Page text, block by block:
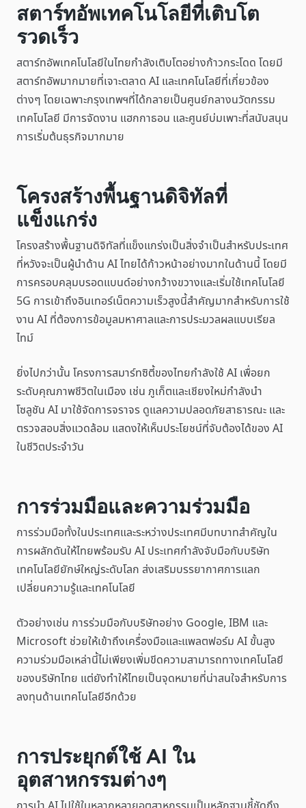
สตาร์ทอัพเทคโนโลยีที่เติบโต
รวดเร็ว
สตาร์ทอัพเทคโนโลยีในไทยกำลังเติบโตอย่างก้าวกระโดด โดยมี
สตาร์ทอัพมากมายที่เจาะตลาด AI และเทคโนโลยีที่เกี่ยวข้อง
ต่างๆ โดยเฉพาะกรุงเทพฯที่ได้กลายเป็นศูนย์กลางนวัตกรรม
เทคโนโลยี มีการจัดงาน แฮกกาธอน และศูนย์บ่มเพาะที่สนับสนุน
การเริ่มต้นธุรกิจมากมาย
โครงสร้างพื้นฐานดิจิทัลที่
แข็งแกร่ง
โครงสร้างพื้นฐานดิจิทัลที่แข็งแกร่งเป็นสิ่งจำเป็นสำหรับประเทศ
ที่หวังจะเป็นผู้นำด้าน AI ไทยได้ก้าวหน้าอย่างมากในด้านนี้ โดยมี
การครอบคลุมบรอดแบนด์อย่างกว้างขวางและเริ่มใช้เทคโนโลยี
5G การเข้าถึงอินเทอร์เน็ตความเร็วสูงนี้สำคัญมากสำหรับการใช้
งาน AI ที่ต้องการข้อมูลมหาศาลและการประมวลผลแบบเรียล
ไทม์
ยิ่งไปกว่านั้น โครงการสมาร์ทซิตี้ของไทยกำลังใช้ AI เพื่อยก
ระดับคุณภาพชีวิตในเมือง เช่น ภูเก็ตและเชียงใหม่กำลังนำ
โซลูชัน AI มาใช้จัดการจราจร ดูแลความปลอดภัยสาธารณะ และ
ตรวจสอบสิ่งแวดล้อม แสดงให้เห็นประโยชน์ที่จับต้องได้ของ AI
ในชีวิตประจำวัน
การร่วมมือและความร่วมมือ
การร่วมมือทั้งในประเทศและระหว่างประเทศมีบทบาทสำคัญใน
การผลักดันให้ไทยพร้อมรับ AI ประเทศกำลังจับมือกับบริษัท
เทคโนโลยียักษ์ใหญ่ระดับโลก ส่งเสริมบรรยากาศการแลก
เปลี่ยนความรู้และเทคโนโลยี
ตัวอย่างเช่น การร่วมมือกับบริษัทอย่าง Google, IBM และ
Microsoft ช่วยให้เข้าถึงเครื่องมือและแพลตฟอร์ม AI ขั้นสูง
ความร่วมมือเหล่านี้ไม่เพียงเพิ่มขีดความสามารถทางเทคโนโลยี
ของบริษัทไทย แต่ยังทำให้ไทยเป็นจุดหมายที่น่าสนใจสำหรับการ
ลงทุนด้านเทคโนโลยีอีกด้วย
การประยุกต์ใช้ AI ใน
อุตสาหกรรมต่างๆ